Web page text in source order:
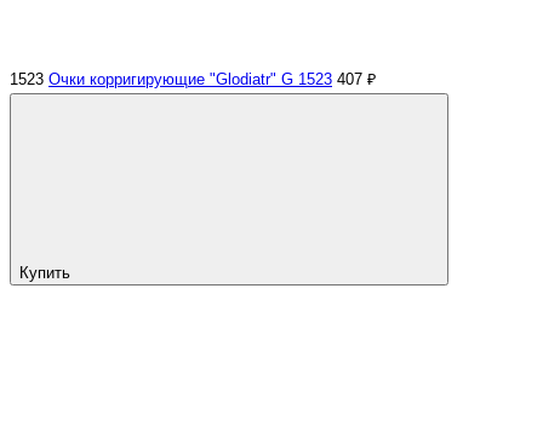
1523 Очки корригирующие "Glodiatr" G 1523 407 ₽
Купить